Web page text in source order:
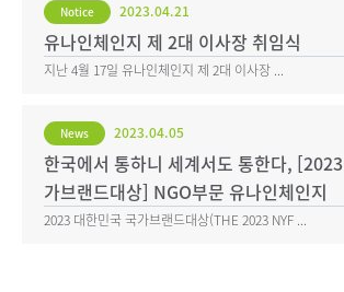
Notice 2023.04.21
유나인체인지 제 2대 이사장 취임식
지난 4월 17일 유나인체인지 제 2대 이사장 ...
News 2023.04.05
한국에서 통하니 세계서도 통한다,
가브랜드대상] NGO부문 유나인체인지
2023 대한민국 국가브랜드대상(THE 2023 NYF ...